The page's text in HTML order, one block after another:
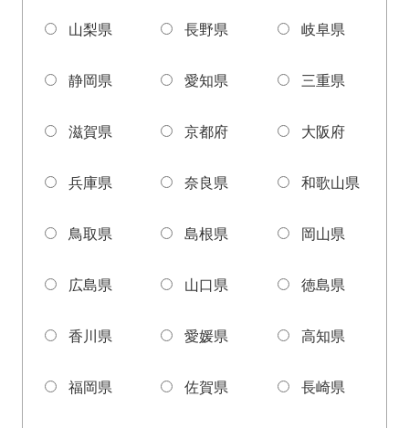
山梨県 長野県 岐阜県
静岡県 愛知県 三重県
滋賀県 京都府 大阪府
兵庫県 奈良県 和歌山県
鳥取県 島根県 岡山県
広島県 山口県 徳島県
香川県 愛媛県 高知県
福岡県 佐賀県 長崎県